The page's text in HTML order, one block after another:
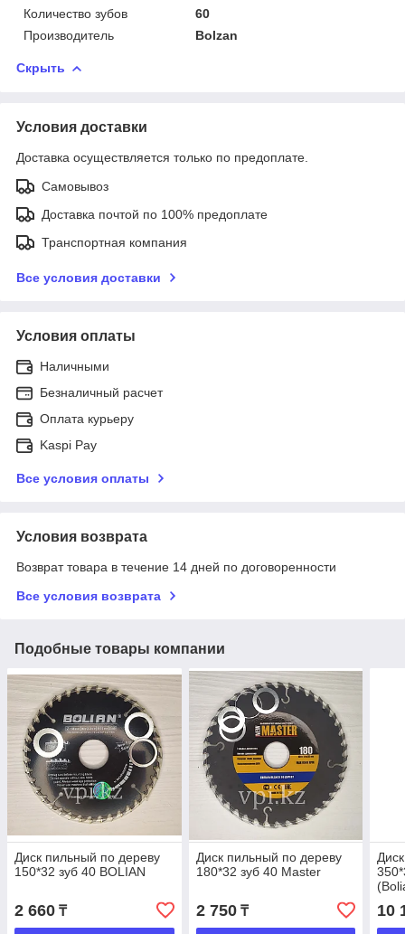
Количество зубов
60
Производитель
Bolzan
Скрыть
Условия доставки
Доставка осуществляется только по предоплате.
Самовывоз
Доставка почтой по 100% предоплате
Транспортная компания
Все условия доставки
Условия оплаты
Наличными
Безналичный расчет
Оплата курьеру
Kaspi Pay
Все условия оплаты
Условия возврата
Возврат товара в течение 14 дней по договоренности
Все условия возврата
Подобные товары компании
Диск пильный по дереву
150*32 зуб 40 BOLIAN
2 660 ₸
Диск пильный по дереву
180*32 зуб 40 Master
2 750₸ 10